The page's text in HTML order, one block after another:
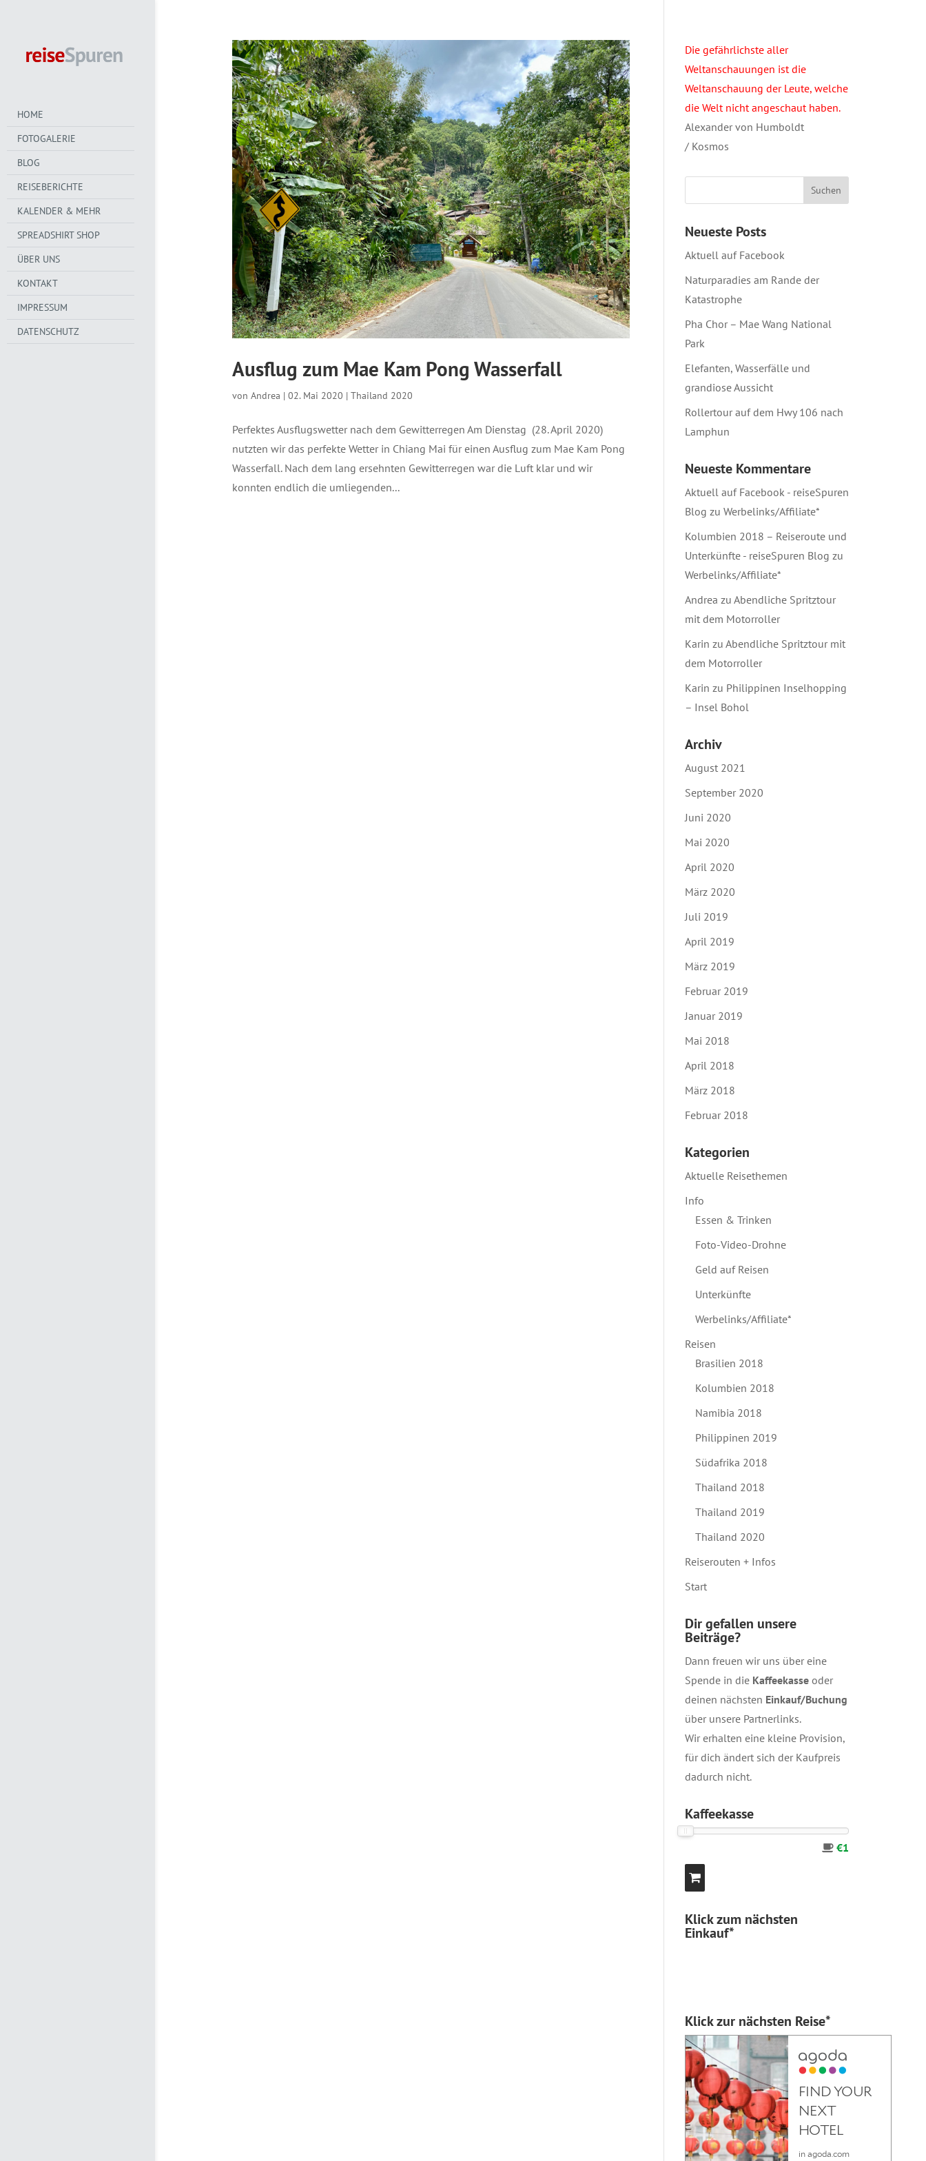
HOME
FOTOGALERIE
BLOG
REISEBERICHTE
KALENDER & MEHR
SPREADSHIRT SHOP
ÜBER UNS
KONTAKT
IMPRESSUM
DATENSCHUTZ
Ausflug zum Mae Kam Pong Wasserfall
von Andrea | 02. Mai 2020 | Thailand 2020
Perfektes Ausflugswetter nach dem Gewitterregen Am Dienstag (28. April 2020)
nutzten wir das perfekte Wetter in Chiang Mai für einen Ausflug zum Mae Kam Pong
Wasserfall. Nach dem lang ersehnten Gewitterregen war die Luft klar und wir
konnten endlich die umliegenden...
Die gefährlichste aller
Weltanschauungen ist die
Weltanschauung der Leute, welche
die Welt nicht angeschaut haben.
Alexander von Humboldt
/ Kosmos
Neueste Posts
Aktuell auf Facebook
Naturparadies am Rande der
Katastrophe
Pha Chor – Mae Wang National
Park
Elefanten, Wasserfälle und
grandiose Aussicht
Rollertour auf dem Hwy 106 nach
Lamphun
Neueste Kommentare
Aktuell auf Facebook - reiseSpuren
Blog zu Werbelinks/Affiliate*
Kolumbien 2018 – Reiseroute und
Unterkünfte - reiseSpuren Blog zu
Werbelinks/Affiliate*
Andrea zu Abendliche Spritztour
mit dem Motorroller
Karin zu Abendliche Spritztour mit
dem Motorroller
Karin zu Philippinen Inselhopping
– Insel Bohol
Archiv
August 2021
September 2020
Juni 2020
Mai 2020
April 2020
März 2020
Juli 2019
April 2019
März 2019
Februar 2019
Januar 2019
Mai 2018
April 2018
März 2018
Februar 2018
Kategorien
Aktuelle Reisethemen
Info
Essen & Trinken
Foto-Video-Drohne
Geld auf Reisen
Unterkünfte
Werbelinks/Affiliate*
Reisen
Brasilien 2018
Kolumbien 2018
Namibia 2018
Philippinen 2019
Südafrika 2018
Thailand 2018
Thailand 2019
Thailand 2020
Reiserouten + Infos
Start
Dir gefallen unsere
Beiträge?
Dann freuen wir uns über eine
Spende in die Kaffeekasseoder
deinen nächsten Einkauf/Buchung
über unsere Partnerlinks.
Wir erhalten eine kleine Provision,
für dich ändert sich der Kaufpreis
dadurch nicht.
Kaffeekasse
€1
Klick zum nächsten
Einkauf*
Klick zur nächsten Reise*